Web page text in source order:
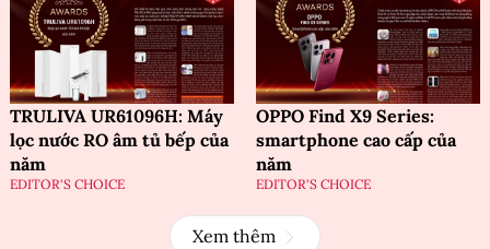
TRULIVA UR61096H: Máy
lọc nước RO âm tủ bếp của
năm
EDITOR'S CHOICE
OPPO Find X9 Series:
smartphone cao cấp của
năm
EDITOR'S CHOICE
Xem thêm